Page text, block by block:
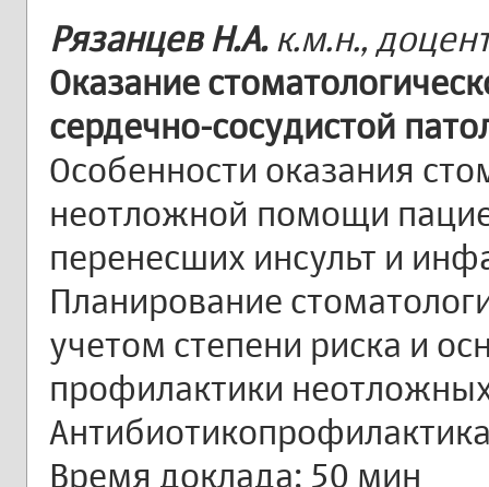
Рязанцев Н.А.к.м.н.,
Оказание
сердечно-сосудистой
Особенности оказания
неотложной помощи
перенесших инсульт и
Планирование
учетом степени риска и
профилактики
Время доклада: 50 мин